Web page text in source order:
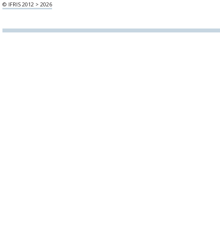
© IFRIS 2012 > 2026